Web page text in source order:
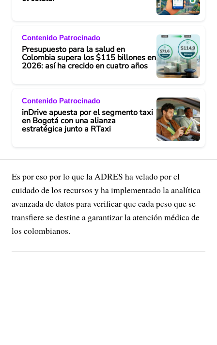
Contenido Patrocinado
Presupuesto para la salud en
Colombia supera los $115 billones en
2026: así ha crecido en cuatro años
Contenido Patrocinado
inDrive apuesta por el segmento taxi
en Bogotá con una alianza
estratégica junto a RTaxi
Es por eso por lo que la ADRES ha velado por el
cuidado de los recursos y ha implementado la analítica
avanzada de datos para verificar que cada peso que se
transfiere se destine a garantizar la atención médica de
los colombianos.